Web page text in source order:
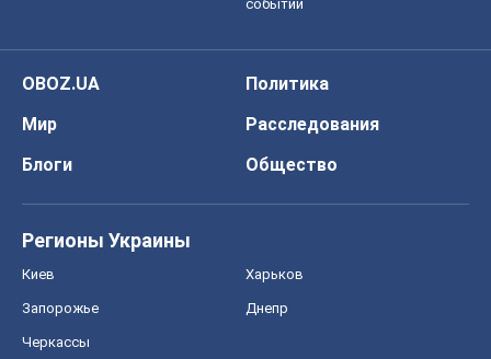
событий
OBOZ.UA
Политика
Мир
Расследования
Блоги
Общество
Регионы Украины
Киев Харьков
Запорожье Днепр
Черкассы